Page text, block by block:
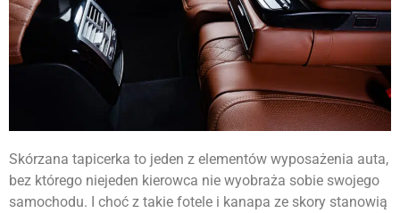
Skórzana tapicerka to jeden z elementów wyposażenia auta,
bez którego niejeden kierowca nie wyobraża sobie swojego
samochodu. I choć z takie fotele i kanapa ze skory stanowią